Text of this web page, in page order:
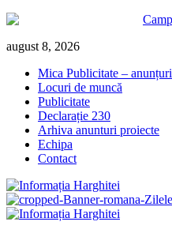
Skip
content
august 8, 2026
Mica Publicitate – anunțuri
Locuri de muncă
Publicitate
Declarație 230
Arhiva anunturi proiecte
Echipa
Contact
Primary